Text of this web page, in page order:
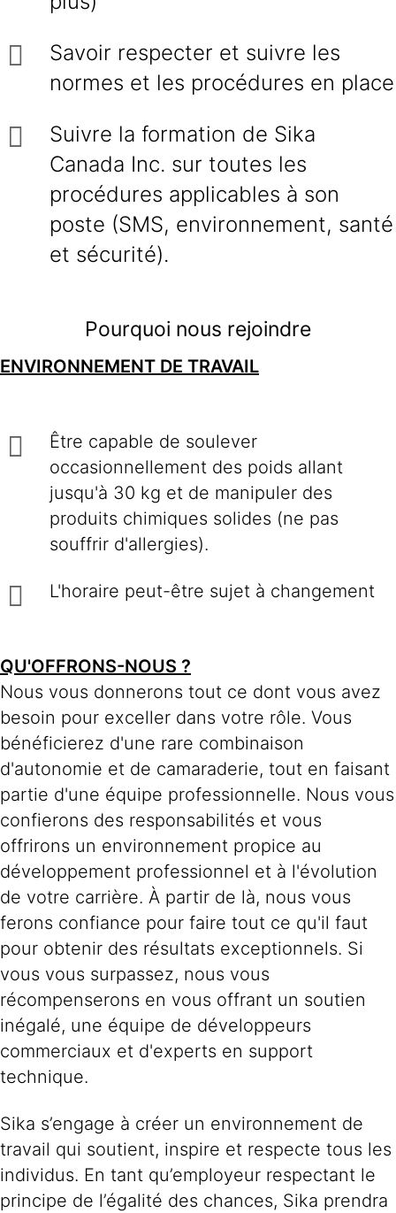
Savoir respecter et suivre les
normes et les procédures en place
Suivre la formation de Sika
Canada Inc. sur toutes les
procédures applicables à son
poste (SMS, environnement, santé
et sécurité).
Pourquoi nous rejoindre
ENVIRONNEMENT DE TRAVAIL
Être capable de soulever
occasionnellement des poids allant
jusqu'à 30 kg et de manipuler des
produits chimiques solides (ne pas
souffrir d'allergies).
L'horaire peut-être sujet à changement
QU'OFFRONS-NOUS ?
Nous vous donnerons tout ce dont vous avez
besoin pour exceller dans votre rôle. Vous
bénéficierez d'une rare combinaison
d'autonomie et de camaraderie, tout en faisant
partie d'une équipe professionnelle. Nous vous
confierons des responsabilités et vous
offrirons un environnement propice au
développement professionnel et à l'évolution
de votre carrière. À partir de là, nous vous
ferons confiance pour faire tout ce qu'il faut
pour obtenir des résultats exceptionnels. Si
vous vous surpassez, nous vous
récompenserons en vous offrant un soutien
inégalé, une équipe de développeurs
commerciaux et d'experts en support
technique.
Sika s’engage à créer un environnement de
travail qui soutient, inspire et respecte tous les
individus. En tant qu’employeur respectant le
principe de l’égalité des chances, Sika prendra